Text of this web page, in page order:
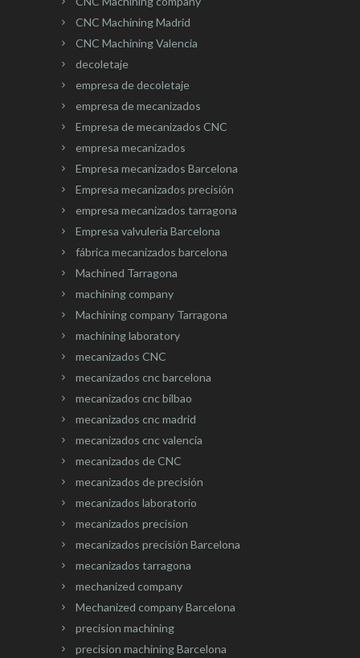
CNC Machining Madrid
CNC Machining Valencia
decoletaje
empresa de decoletaje
empresa de mecanizados
Empresa de mecanizados CNC
empresa mecanizados
Empresa mecanizados Barcelona
Empresa mecanizados precisión
empresa mecanizados tarragona
Empresa valvuleria Barcelona
fábrica mecanizados barcelona
Machined Tarragona
machining company
Machining company Tarragona
machining laboratory
mecanizados CNC
mecanizados cnc barcelona
mecanizados cnc bilbao
mecanizados cnc madrid
mecanizados cnc valencia
mecanizados de CNC
mecanizados de precisión
mecanizados laboratorio
mecanizados precision
mecanizados precisión Barcelona
mecanizados tarragona
mechanized company
Mechanized company Barcelona
precision machining
precision machining Barcelona